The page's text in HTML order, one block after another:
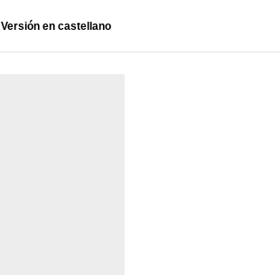
Versión en castellano